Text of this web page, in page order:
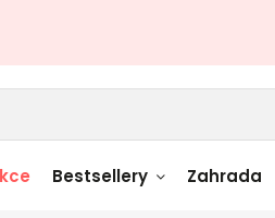
Bestsellery Zahrada